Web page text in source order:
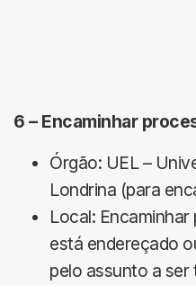
6 – Encaminhar
Órgão: UEL –
Londrina (para
Local:
está endereçado
pelo assunto a